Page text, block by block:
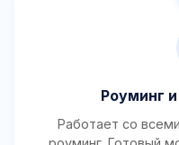
Роуминг
Работает со